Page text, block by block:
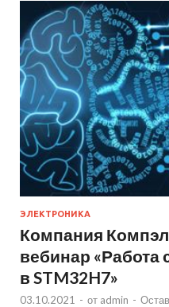
ЭЛЕКТРОНИКА
Компания
вебинар
в STM32H7»
03.10.2021 - от admin -